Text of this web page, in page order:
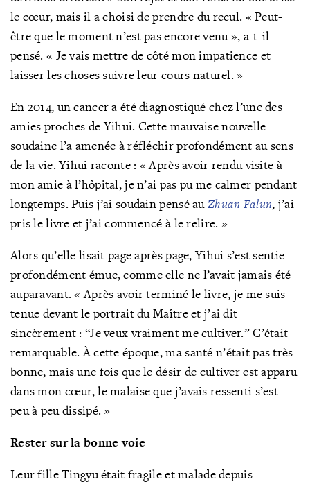
le cœur, mais il a choisi de prendre du recul. « Peut-
être que le moment n’est pas encore venu », a-t-il
pensé. « Je vais mettre de côté mon impatience et
laisser les choses suivre leur cours naturel. »
En 2014, un cancer a été diagnostiqué chez l’une des
amies proches de Yihui. Cette mauvaise nouvelle
soudaine l’a amenée à réfléchir profondément au sens
de la vie. Yihui raconte : « Après avoir rendu visite à
mon amie à l’hôpital, je n’ai pas pu me calmer pendant
longtemps. Puis j’ai soudain pensé auZhuan Falun, j’ai
pris le livre et j’ai commencé à le relire. »
Alors qu’elle lisait page après page, Yihui s’est sentie
profondément émue, comme elle ne l’avait jamais été
auparavant. « Après avoir terminé le livre, je me suis
tenue devant le portrait du Maître et j’ai dit
sincèrement : “Je veux vraiment me cultiver.” C’était
remarquable. À cette époque, ma santé n’était pas très
bonne, mais une fois que le désir de cultiver est apparu
dans mon cœur, le malaise que j’avais ressenti s’est
peu à peu dissipé. »
Rester sur la bonne voie
Leur fille Tingyu était fragile et malade depuis